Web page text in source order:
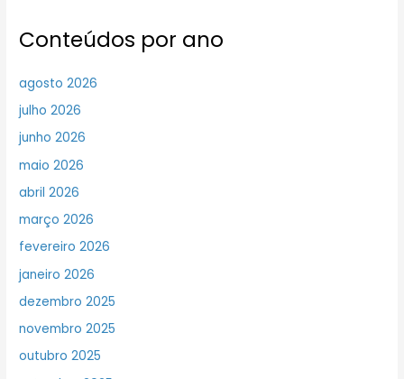
Conteúdos por ano
agosto 2026
julho 2026
junho 2026
maio 2026
abril 2026
março 2026
fevereiro 2026
janeiro 2026
dezembro 2025
novembro 2025
outubro 2025